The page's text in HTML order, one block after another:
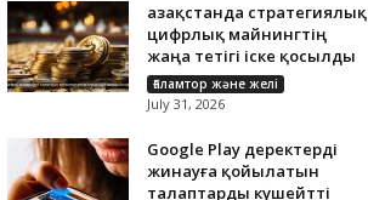
Қазақстанда стратегиялық
цифрлық майнингтің
жаңа тетігі іске қосылды
Ғаламтор және желі
July 31, 2026
Google Play деректерді
жинауға қойылатын
талаптарды күшейтті